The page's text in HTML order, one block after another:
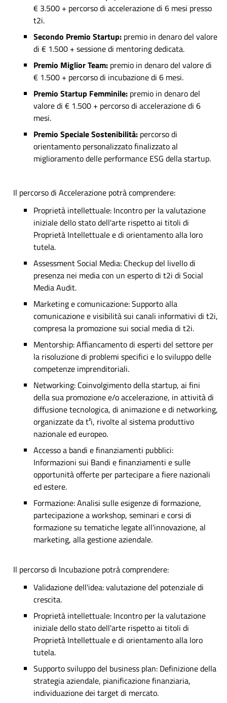
€ 3.500 + percorso di accelerazione di 6 mesi presso
t2i.
Secondo Premio Startup: premio in denaro del valore
di € 1.500 + sessione di mentoring dedicata.
Premio Miglior Team: premio in denaro del valore di
€ 1.500 + percorso di incubazione di 6 mesi.
Premio Startup Femminile: premio in denaro del
valore di € 1.500 + percorso di accelerazione di 6
mesi.
Premio Speciale Sostenibilità: percorso di
orientamento personalizzato finalizzato al
miglioramento delle performance ESG della startup.
Il percorso di Accelerazione potrà comprendere:
Proprietà intellettuale: Incontro per la valutazione
iniziale dello stato dell'arte rispetto ai titoli di
Proprietà Intellettuale e di orientamento alla loro
tutela.
Assessment Social Media: Checkup del livello di
presenza nei media con un esperto di t2i di Social
Media Audit.
Marketing e comunicazione: Supporto alla
comunicazione e visibilità sui canali informativi di t2i,
compresa la promozione sui social media di t2i.
Mentorship: Affiancamento di esperti del settore per
la risoluzione di problemi specifici e lo sviluppo delle
competenze imprenditoriali.
Networking: Coinvolgimento della startup, ai fini
della sua promozione e/o accelerazione, in attività di
diffusione tecnologica, di animazione e di networking,
organizzate da t²i, rivolte al sistema produttivo
nazionale ed europeo.
Accesso a bandi e finanziamenti pubblici:
Informazioni sui Bandi e finanziamenti e sulle
opportunità offerte per partecipare a fiere nazionali
ed estere.
Formazione: Analisi sulle esigenze di formazione,
partecipazione a workshop, seminari e corsi di
formazione su tematiche legate all'innovazione, al
marketing, alla gestione aziendale.
Il percorso di Incubazione potrà comprendere:
Validazione dell'idea: valutazione del potenziale di
crescita.
Proprietà intellettuale: Incontro per la valutazione
iniziale dello stato dell'arte rispetto ai titoli di
Proprietà Intellettuale e di orientamento alla loro
tutela.
Supporto sviluppo del business plan: Definizione della
strategia aziendale, pianificazione finanziaria,
individuazione dei target di mercato.